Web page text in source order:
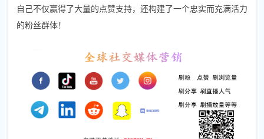
自己不仅赢得了大量的点赞支持，还构建了一个忠实而充满活力
的粉丝群体！